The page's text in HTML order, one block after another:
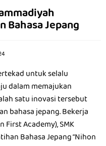
Bahasa Jepang
untuk selalu
dalam memajukan
satu inovasi tersebut
bahasa jepang. Bekerja
First Academy), SMK
Bahasa Jepang “Nihon